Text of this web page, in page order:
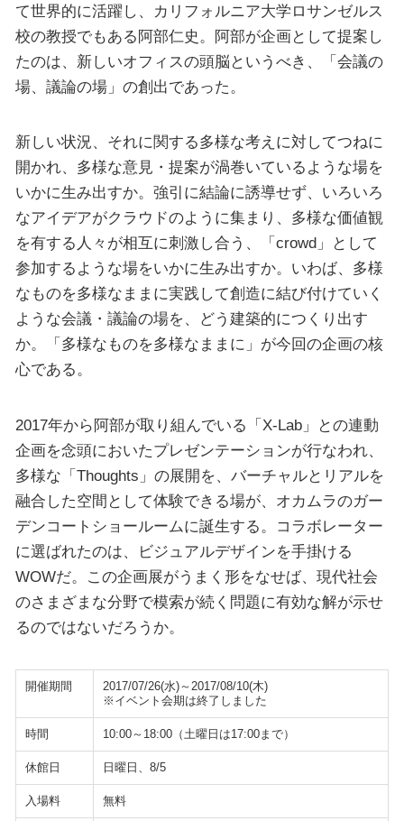
て世界的に活躍し、カリフォルニア大学ロサンゼルス
校の教授でもある阿部仁史。阿部が企画として提案し
たのは、新しいオフィスの頭脳というべき、「会議の
場、議論の場」の創出であった。
新しい状況、それに関する多様な考えに対してつねに
開かれ、多様な意見・提案が渦巻いているような場を
いかに生み出すか。強引に結論に誘導せず、いろいろ
なアイデアがクラウドのように集まり、多様な価値観
を有する人々が相互に刺激し合う、「crowd」として
参加するような場をいかに生み出すか。いわば、多様
なものを多様なままに実践して創造に結び付けていく
ような会議・議論の場を、どう建築的につくり出す
か。「多様なものを多様なままに」が今回の企画の核
心である。
2017年から阿部が取り組んでいる「X-Lab」との連動
企画を念頭においたプレゼンテーションが行なわれ、
多様な「Thoughts」の展開を、バーチャルとリアルを
融合した空間として体験できる場が、オカムラのガー
デンコートショールームに誕生する。コラボレーター
に選ばれたのは、ビジュアルデザインを手掛ける
WOWだ。この企画展がうまく形をなせば、現代社会
のさまざまな分野で模索が続く問題に有効な解が示せ
るのではないだろうか。
開催期間
2017/07/26(水)～2017/08/10(木)
※イベント会期は終了しました
時間 10:00～18:00（土曜日は17:00まで）
休館日 日曜日、8/5
入場料 無料